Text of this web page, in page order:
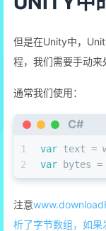
但是在Unity中，
程，我们需要手动来
通常我们使用：
C#
1
2
var text =
var bytes =
注意
析了字节数组，如